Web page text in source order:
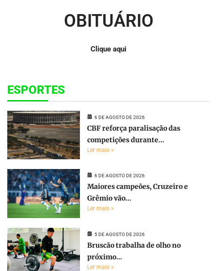
OBITUÁRIO
Clique aqui
ESPORTES
6 DE AGOSTO DE 2026
CBF reforça paralisação das
competições durante...
Ler mais »
6 DE AGOSTO DE 2026
Maiores campeões, Cruzeiro e
Grêmio vão...
Ler mais »
5 DE AGOSTO DE 2026
Bruscão trabalha de olho no
próximo...
Ler mais »